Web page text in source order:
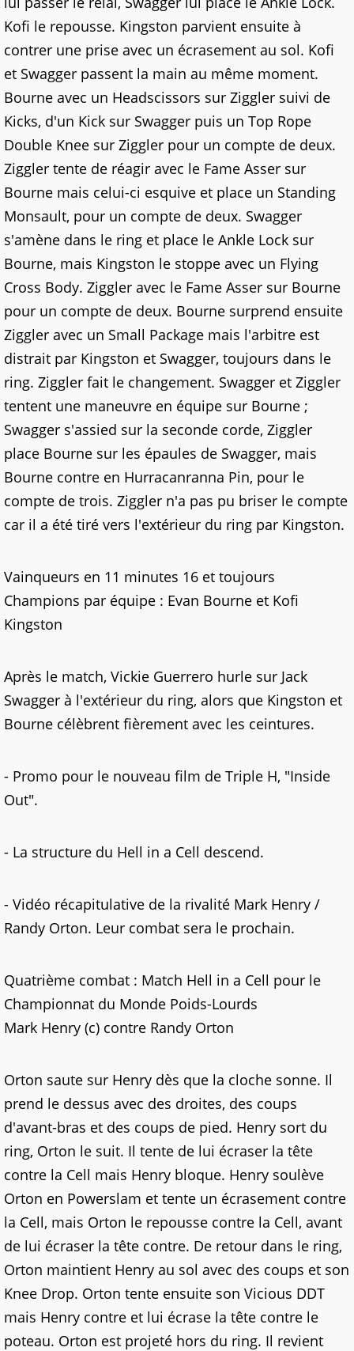
Kofi le repousse. Kingston parvient ensuite à
contrer une prise avec un écrasement au sol. Kofi
et Swagger passent la main au même moment.
Bourne avec un Headscissors sur Ziggler suivi de
Kicks, d'un Kick sur Swagger puis un Top Rope
Double Knee sur Ziggler pour un compte de deux.
Ziggler tente de réagir avec le Fame Asser sur
Bourne mais celui-ci esquive et place un Standing
Monsault, pour un compte de deux. Swagger
s'amène dans le ring et place le Ankle Lock sur
Bourne, mais Kingston le stoppe avec un Flying
Cross Body. Ziggler avec le Fame Asser sur Bourne
pour un compte de deux. Bourne surprend ensuite
Ziggler avec un Small Package mais l'arbitre est
distrait par Kingston et Swagger, toujours dans le
ring. Ziggler fait le changement. Swagger et Ziggler
tentent une maneuvre en équipe sur Bourne ;
Swagger s'assied sur la seconde corde, Ziggler
place Bourne sur les épaules de Swagger, mais
Bourne contre en Hurracanranna Pin, pour le
compte de trois. Ziggler n'a pas pu briser le compte
car il a été tiré vers l'extérieur du ring par Kingston.
Vainqueurs en 11 minutes 16 et toujours
Champions par équipe : Evan Bourne et Kofi
Kingston
Après le match, Vickie Guerrero hurle sur Jack
Swagger à l'extérieur du ring, alors que Kingston et
Bourne célèbrent fièrement avec les ceintures.
- Promo pour le nouveau film de Triple H, "Inside
Out".
- La structure du Hell in a Cell descend.
- Vidéo récapitulative de la rivalité Mark Henry /
Randy Orton. Leur combat sera le prochain.
Quatrième combat : Match Hell in a Cell pour le
Championnat du Monde Poids-Lourds
Mark Henry (c) contre Randy Orton
Orton saute sur Henry dès que la cloche sonne. Il
prend le dessus avec des droites, des coups
d'avant-bras et des coups de pied. Henry sort du
ring, Orton le suit. Il tente de lui écraser la tête
contre la Cell mais Henry bloque. Henry soulève
Orton en Powerslam et tente un écrasement contre
la Cell, mais Orton le repousse contre la Cell, avant
de lui écraser la tête contre. De retour dans le ring,
Orton maintient Henry au sol avec des coups et son
Knee Drop. Orton tente ensuite son Vicious DDT
mais Henry contre et lui écrase la tête contre le
poteau. Orton est projeté hors du ring. Il revient